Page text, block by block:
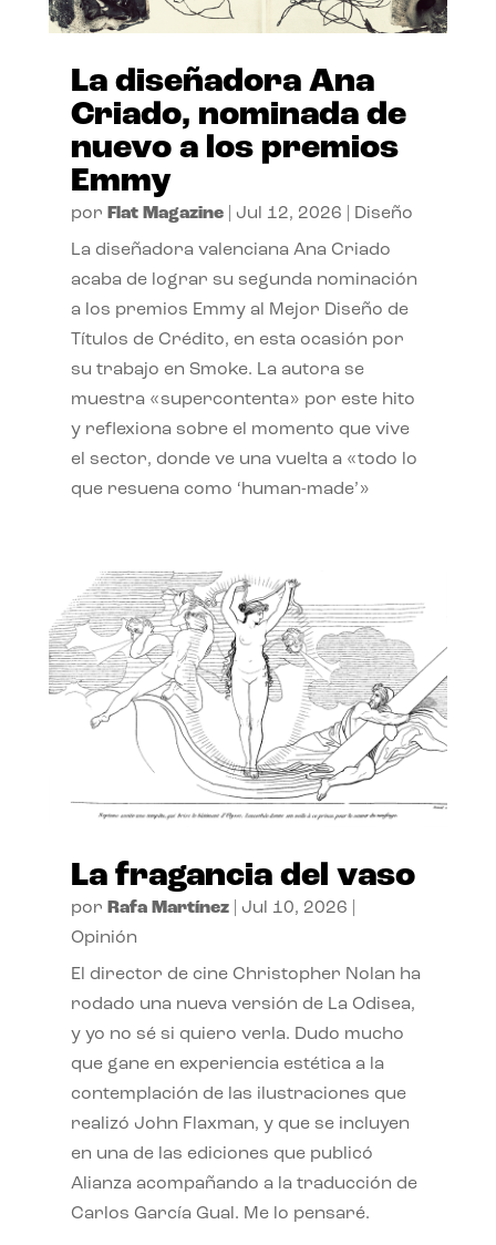
La diseñadora Ana
Criado, nominada de
nuevo a los premios
Emmy
por Flat Magazine| Jul 12, 2026 Diseño
La diseñadora valenciana Ana Criado
acaba de lograr su segunda nominación
a los premios Emmy al Mejor Diseño de
Títulos de Crédito, en esta ocasión por
su trabajo en Smoke. La autora se
muestra «supercontenta» por este hito
y reflexiona sobre el momento que vive
el sector, donde ve una vuelta a «todo lo
que resuena como ‘human-made’»
La fragancia del vaso
por Rafa Martínez| Jul 10, 2026
Opinión
El director de cine Christopher Nolan ha
rodado una nueva versión de La Odisea,
y yo no sé si quiero verla. Dudo mucho
que gane en experiencia estética a la
contemplación de las ilustraciones que
realizó John Flaxman, y que se incluyen
en una de las ediciones que publicó
Alianza acompañando a la traducción de
Carlos García Gual. Me lo pensaré.